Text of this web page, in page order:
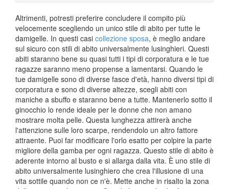
Altrimenti, potresti preferire concludere il compito più
velocemente scegliendo un unico stile di abito per tutte le
damigelle. In questi casi collezione sposa, è meglio andare
sul sicuro con stili di abito universalmente lusinghieri. Questi
abiti staranno bene su quasi tutti i tipi di corporatura e le tue
ragazze saranno meno propense a lamentarsi. Quando le
tue damigelle sono di diverse fasce d'età, hanno diversi tipi di
corporatura e sono di diverse altezze, scegli abiti con
maniche a sbuffo e staranno bene a tutte. Mantenerlo sotto il
ginocchio lo rende ideale per le donne che non amano
mostrare molta pelle. Questa lunghezza attirerà anche
l'attenzione sulle loro scarpe, rendendolo un altro fattore
attraente. Puoi far modificare l'orlo esatto per colpire la parte
migliore della gamba per ogni ragazza. Questo stile di abito è
aderente intorno al busto e si allarga dalla vita. È uno stile di
abito universalmente lusinghiero che crea l'illusione di una
vita sottile quando non ce n'è. Mette anche in risalto la zona